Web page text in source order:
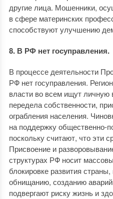
другие лица. Мошенники,
в сфере материнских
способствуют улучшению
8. В РФ нет госуправления.
В процессе деятельности
РФ нет госуправления.
власти во всем ищут
передела собственности,
ограбления населения.
на поддержку общественно-
поскольку считают, что эти
Присвоение и
структурах РФ носит
блокировке развития
обнищанию, созданию
подвергают риску жизнь и